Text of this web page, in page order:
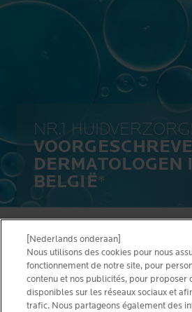
NR.1
DERMATOLOGEN
BELGIË*
ALGEMENE VOORWAARDEN
CONTACTEER ONS
PRIVACY POLICY
SITEMAP
COOKIES POLICY
NEWSLETTER
FOUNDATION LA ROCHE-POSAY
[Nederlands onderaan]
Nous utilisons des cookies pour nous
fonctionnement de notre site, pour
contenu et nos publicités, pour proposer
disponibles sur les réseaux sociaux et
trafic. Nous partageons également des